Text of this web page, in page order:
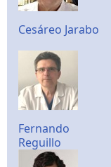
Cesáreo Jarabo
Fernando
Reguillo